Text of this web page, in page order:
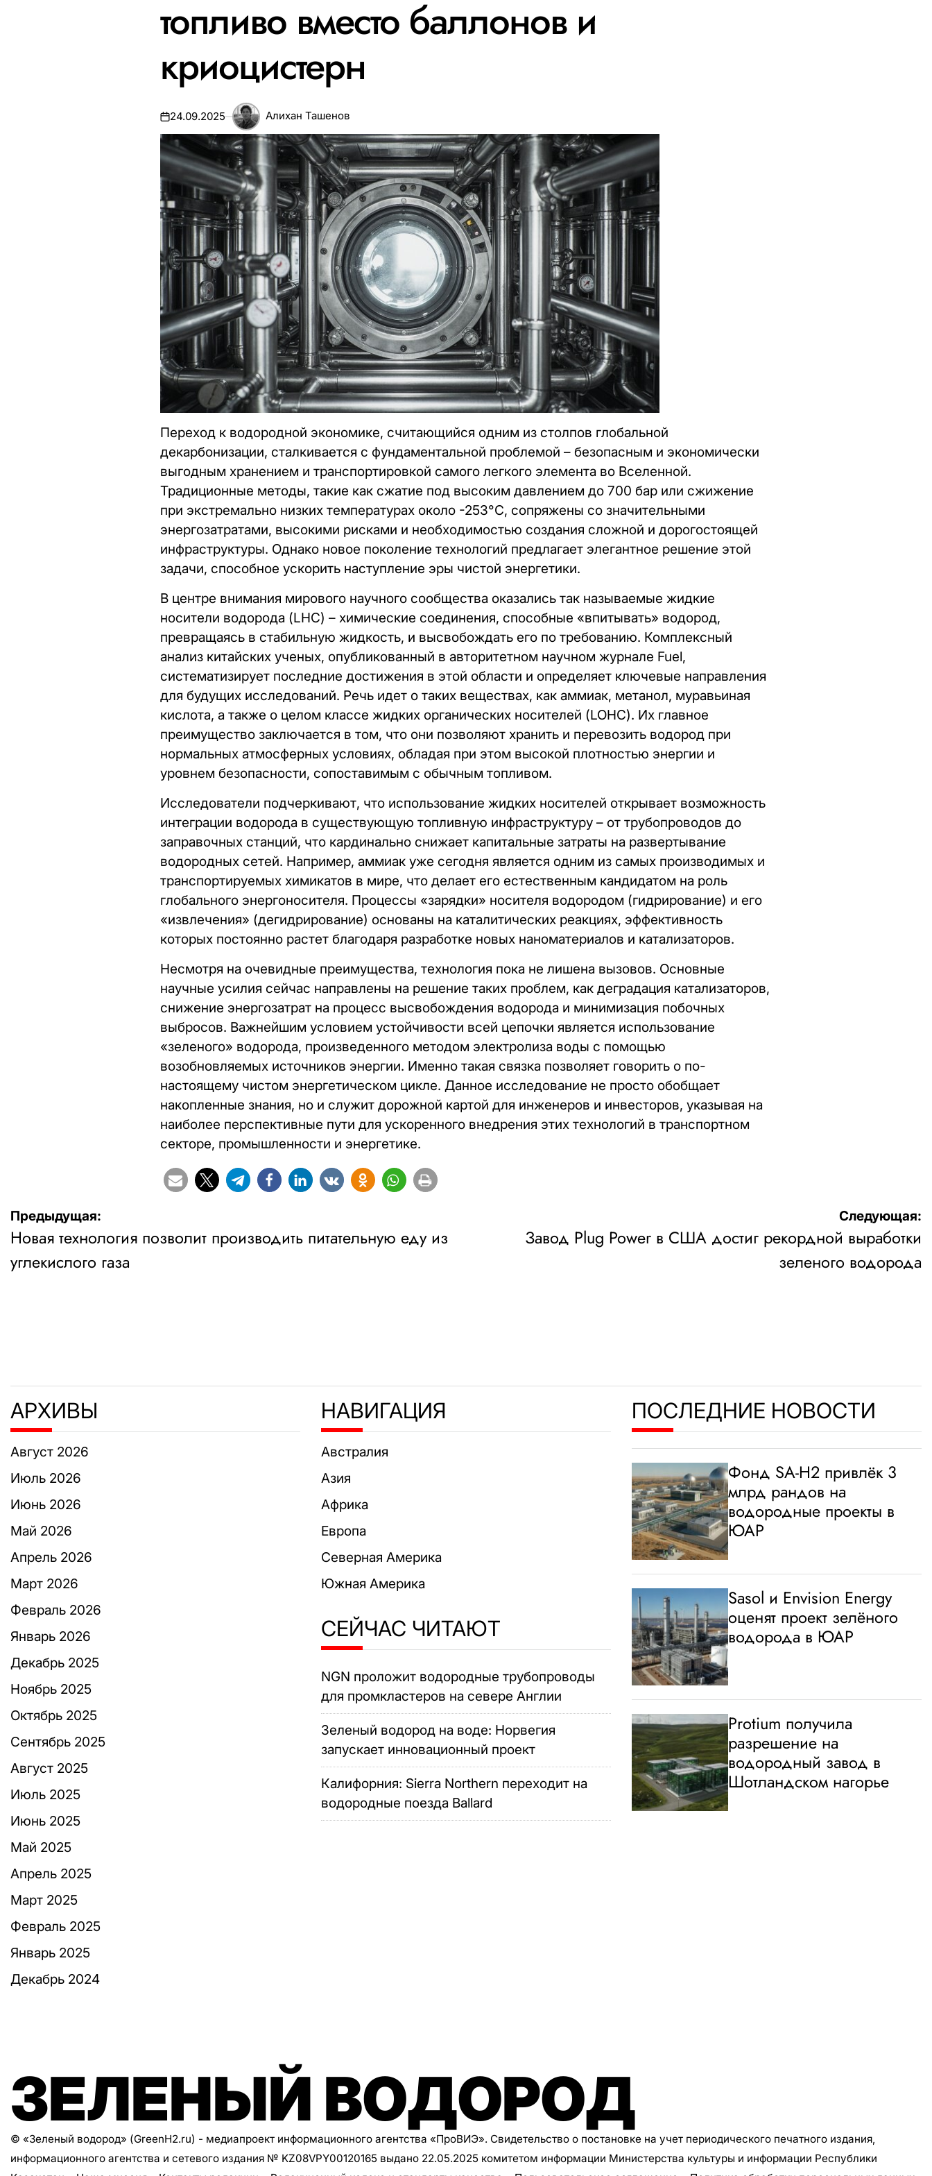
топливо вместо баллонов и
криоцистерн
24.09.2025 Алихан Ташенов
Переход к водородной экономике, считающийся одним из столпов глобальной
декарбонизации, сталкивается с фундаментальной проблемой – безопасным и экономически
выгодным хранением и транспортировкой самого легкого элемента во Вселенной.
Традиционные методы, такие как сжатие под высоким давлением до 700 бар или сжижение
при экстремально низких температурах около -253°C, сопряжены со значительными
энергозатратами, высокими рисками и необходимостью создания сложной и дорогостоящей
инфраструктуры. Однако новое поколение технологий предлагает элегантное решение этой
задачи, способное ускорить наступление эры чистой энергетики.
В центре внимания мирового научного сообщества оказались так называемые жидкие
носители водорода (LHC) – химические соединения, способные «впитывать» водород,
превращаясь в стабильную жидкость, и высвобождать его по требованию. Комплексный
анализ китайских ученых, опубликованный в авторитетном научном журнале Fuel,
систематизирует последние достижения в этой области и определяет ключевые направления
для будущих исследований. Речь идет о таких веществах, как аммиак, метанол, муравьиная
кислота, а также о целом классе жидких органических носителей (LOHC). Их главное
преимущество заключается в том, что они позволяют хранить и перевозить водород при
нормальных атмосферных условиях, обладая при этом высокой плотностью энергии и
уровнем безопасности, сопоставимым с обычным топливом.
Исследователи подчеркивают, что использование жидких носителей открывает возможность
интеграции водорода в существующую топливную инфраструктуру – от трубопроводов до
заправочных станций, что кардинально снижает капитальные затраты на развертывание
водородных сетей. Например, аммиак уже сегодня является одним из самых производимых и
транспортируемых химикатов в мире, что делает его естественным кандидатом на роль
глобального энергоносителя. Процессы «зарядки» носителя водородом (гидрирование) и его
«извлечения» (дегидрирование) основаны на каталитических реакциях, эффективность
которых постоянно растет благодаря разработке новых наноматериалов и катализаторов.
Несмотря на очевидные преимущества, технология пока не лишена вызовов. Основные
научные усилия сейчас направлены на решение таких проблем, как деградация катализаторов,
снижение энергозатрат на процесс высвобождения водорода и минимизация побочных
выбросов. Важнейшим условием устойчивости всей цепочки является использование
«зеленого» водорода, произведенного методом электролиза воды с помощью
возобновляемых источников энергии. Именно такая связка позволяет говорить о по-
настоящему чистом энергетическом цикле. Данное исследование не просто обобщает
накопленные знания, но и служит дорожной картой для инженеров и инвесторов, указывая на
наиболее перспективные пути для ускоренного внедрения этих технологий в транспортном
секторе, промышленности и энергетике.
Навигация
по
записям
Предыдущая:
Новая технология позволит производить питательную еду из
углекислого газа
Следующая:
Завод Plug Power в США достиг рекордной выработки
зеленого водорода
АРХИВЫ
Август 2026
Июль 2026
Июнь 2026
Май 2026
Апрель 2026
Март 2026
Февраль 2026
Январь 2026
Декабрь 2025
Ноябрь 2025
Октябрь 2025
Сентябрь 2025
Август 2025
Июль 2025
Июнь 2025
Май 2025
Апрель 2025
Март 2025
Февраль 2025
Январь 2025
Декабрь 2024
НАВИГАЦИЯ
Австралия
Азия
Африка
Европа
Северная Америка
Южная Америка
СЕЙЧАС ЧИТАЮТ
NGN проложит водородные трубопроводы
для промкластеров на севере Англии
Зеленый водород на воде: Норвегия
запускает инновационный проект
Калифорния: Sierra Northern переходит на
водородные поезда Ballard
ПОСЛЕДНИЕ НОВОСТИ
Фонд SA-H2 привлёк 3
млрд рандов на
водородные проекты в
ЮАР
Sasol и Envision Energy
оценят проект зелёного
водорода в ЮАР
Protium получила
разрешение на
водородный завод в
Шотландском нагорье
ЗЕЛЕНЫЙ ВОДОРОД
© «Зеленый водород» (GreenH2.ru) - медиапроект информационного агентства «ПроВИЭ». Свидетельство о постановке на учет периодического печатного издания,
информационного агентства и сетевого издания № KZ08VPY00120165 выдано 22.05.2025 комитетом информации Министерства культуры и информации Республики